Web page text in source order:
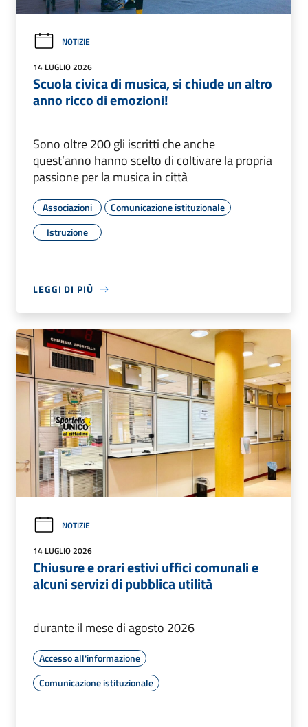
NOTIZIE
14 LUGLIO 2026
Scuola civica di musica, si chiude un altro
anno ricco di emozioni!
Sono oltre 200 gli iscritti che anche
quest’anno hanno scelto di coltivare la propria
passione per la musica in città
Associazioni
Comunicazione istituzionale
Istruzione
LEGGI DI PIÙ
NOTIZIE
14 LUGLIO 2026
Chiusure e orari estivi uffici comunali e
alcuni servizi di pubblica utilità
durante il mese di agosto 2026
Accesso all'informazione
Comunicazione istituzionale